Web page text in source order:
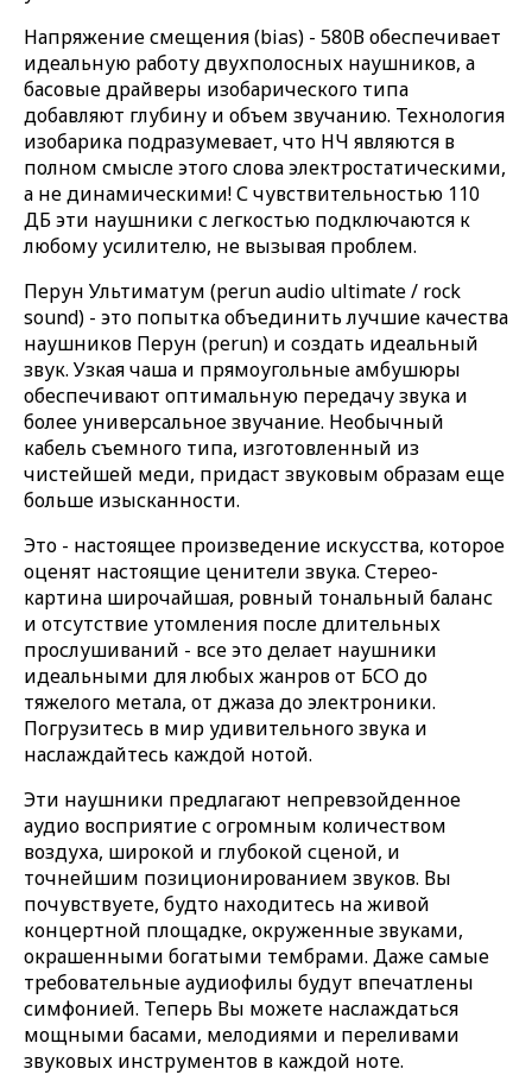
Напряжение смещения (bias) - 580В обеспечивает
идеальную работу двухполосных наушников, а
басовые драйверы изобарического типа
добавляют глубину и объем звучанию. Технология
изобарика подразумевает, что НЧ являются в
полном смысле этого слова электростатическими,
а не динамическими! С чувствительностью 110
ДБ эти наушники с легкостью подключаются к
любому усилителю, не вызывая проблем.
Перун Ультиматум (perun audio ultimate / rock
sound) - это попытка объединить лучшие качества
наушников Перун (perun) и создать идеальный
звук. Узкая чаша и прямоугольные амбушюры
обеспечивают оптимальную передачу звука и
более универсальное звучание. Необычный
кабель съемного типа, изготовленный из
чистейшей меди, придаст звуковым образам еще
больше изысканности.
Это - настоящее произведение искусства, которое
оценят настоящие ценители звука. Стерео-
картина широчайшая, ровный тональный баланс
и отсутствие утомления после длительных
прослушиваний - все это делает наушники
идеальными для любых жанров от БСО до
тяжелого метала, от джаза до электроники.
Погрузитесь в мир удивительного звука и
наслаждайтесь каждой нотой.
Эти наушники предлагают непревзойденное
аудио восприятие с огромным количеством
воздуха, широкой и глубокой сценой, и
точнейшим позиционированием звуков. Вы
почувствуете, будто находитесь на живой
концертной площадке, окруженные звуками,
окрашенными богатыми тембрами. Даже самые
требовательные аудиофилы будут впечатлены
симфонией. Теперь Вы можете наслаждаться
мощными басами, мелодиями и переливами
звуковых инструментов в каждой ноте.